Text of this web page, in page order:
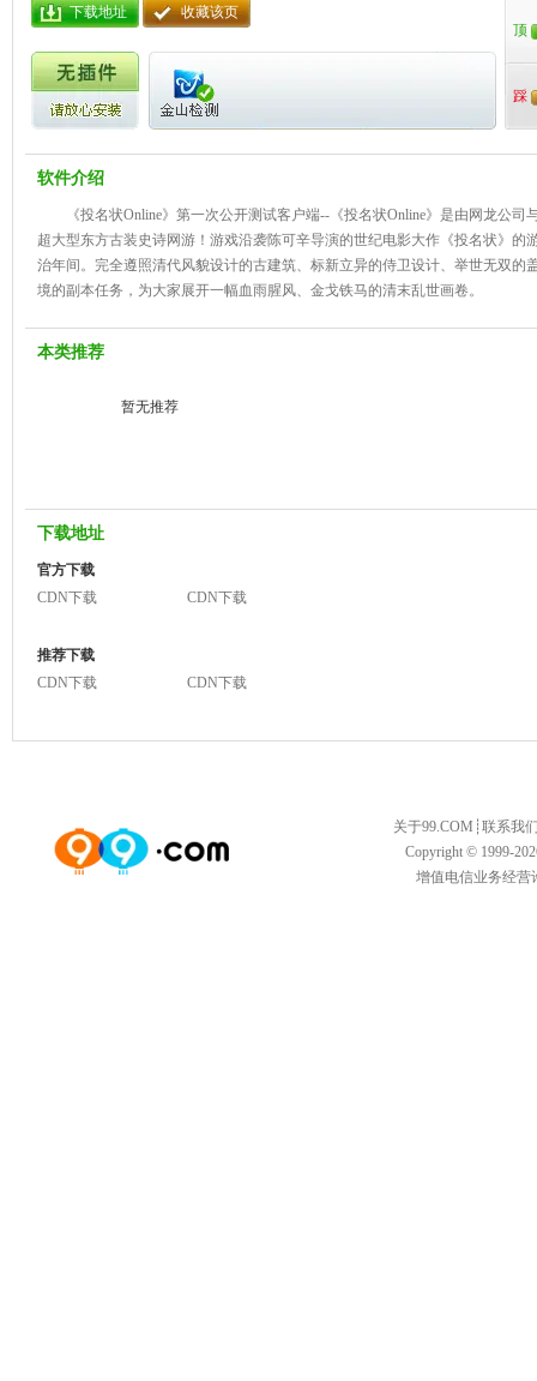
下载地址
收藏该页
顶
踩
软件介绍
《投名状Online》第一次公开测试客户端--《投名状Online》是由网龙公司
超大型东方古装史诗网游！游戏沿袭陈可辛导演的世纪电影大作《投名状》的
治年间。完全遵照清代风貌设计的古建筑、标新立异的侍卫设计、举世无双的
境的副本任务，为大家展开一幅血雨腥风、金戈铁马的清末乱世画卷。
本类推荐
暂无推荐
下载地址
官方下载
CDN下载
CDN下载
推荐下载
CDN下载
CDN下载
关于99.COM ┊ 联系我
Copyright © 1999-
增值电信业务经营